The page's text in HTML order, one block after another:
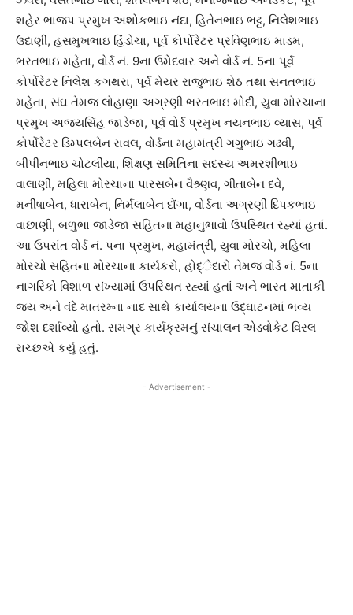
શહેર ભાજપ પ્રમુખ અશોકભાઇ નંદા, હિતેનભાઇ ભટ્ટ, નિલેશભાઇ
ઉદાણી, હસમુખભાઇ હિંડોચા, પૂર્વ કોર્પોરેટર પ્રવિણભાઇ માડમ,
ભરતભાઇ મહેતા, વોર્ડ નં. 9ના ઉમેદવાર અને વોર્ડ નં. 5ના પૂર્વ
કોર્પોરેટર નિલેશ કગથરા, પૂર્વ મેયર રાજુભાઇ શેઠ તથા સનતભાઇ
મહેતા, સંઘ તેમજ લોહાણા અગ્રણી ભરતભાઇ મોદી, યુવા મોરચાના
પ્રમુખ અજયસિંહ જાડેજા, પૂર્વ વોર્ડ પ્રમુખ નયનભાઇ વ્યાસ, પૂર્વ
કોર્પોરેટર ડિમ્પલબેન રાવલ, વોર્ડના મહામંત્રી ગગુભાઇ ગઢવી,
બીપીનભાઇ ચોટલીયા, શિક્ષણ સમિતિના સદસ્ય અમરશીભાઇ
વાલાણી, મહિલા મોરચાના પારસબેન વૈશ્ર્ણવ, ગીતાબેન દવે,
મનીષાબેન, ધારાબેન, નિર્મલાબેન દોંગા, વોર્ડના અગ્રણી દિપકભાઇ
વાછાણી, બળુભા જાડેજા સહિતના મહાનુભાવો ઉપસ્થિત રહ્યાં હતાં.
આ ઉપરાંત વોર્ડ નં. પના પ્રમુખ, મહામંત્રી, યુવા મોરચો, મહિલા
મોરચો સહિતના મોરચાના કાર્યકરો, હોદ્ેદારો તેમજ વોર્ડ નં. 5ના
નાગરિકો વિશાળ સંખ્યામાં ઉપસ્થિત રહ્યાં હતાં અને ભારત માતાકી
જય અને વંદે માતરમ્ના નાદ સાથે કાર્યાલયના ઉદ્ઘાટનમાં ભવ્ય
જોશ દર્શાવ્યો હતો. સમગ્ર કાર્યક્રમનું સંચાલન એડવોકેટ વિરલ
રાચ્છએ કર્યું હતું.
- Advertisement -